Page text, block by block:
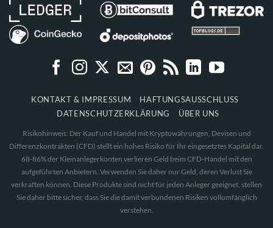
KONTAKT & IMPRESSUM
HAFTUNGSAUSSCHLUSS
DATENSCHUTZERKLÄRUNG
ÜBER UNS
Risikohinweis: Der Kauf und Handel mit Kryptowährungen, Devisen und
Differenzkontrakten (CFD) stellt ein hohes Risiko für Ihr eingesetztes Kapital dar.
68-86% der Kleinanlegerkonten verlieren Geld beim CFD-Handel mit den
aufgeführten Anbietern. Verwenden Sie daher nur Geld, deren Verlust Sie
verkraften können. Diese Produkte sind nicht für jeden Anleger geeignet, stellen
Sie daher bitte sicher, dass Sie die damit verbundenen Risiken vollumfänglich
verstehen.